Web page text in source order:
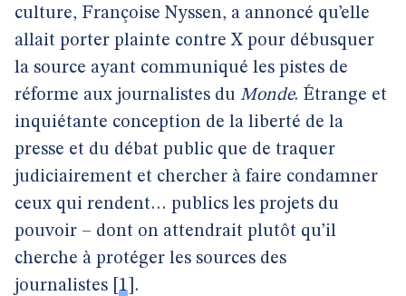
culture, Françoise Nyssen, a annoncé qu’elle
allait porter plainte contre X pour débusquer
la source ayant communiqué les pistes de
réforme aux journalistes du Monde. Étrange et
inquiétante conception de la liberté de la
presse et du débat public que de traquer
judiciairement et chercher à faire condamner
ceux qui rendent… publics les projets du
pouvoir – dont on attendrait plutôt qu’il
cherche à protéger les sources des
journalistes 1 .